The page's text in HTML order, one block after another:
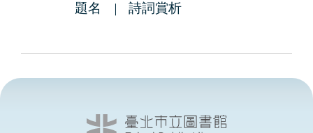
題名 詩詞賞析